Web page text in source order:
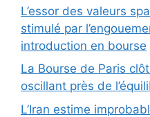
L’essor des valeurs
stimulé par
introduction en bourse
La Bourse de Paris
oscillant près de
L’Iran estime